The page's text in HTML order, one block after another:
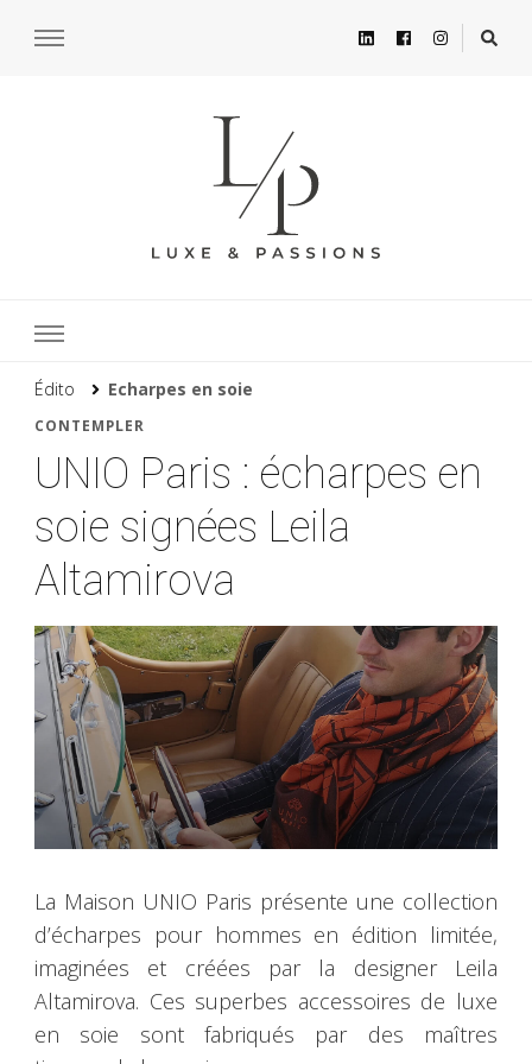
Édito Echarpes en soie
CONTEMPLER
UNIO Paris : écharpes en
soie signées Leila
Altamirova
La Maison UNIO Paris présente une collection
d’écharpes pour hommes en édition limitée,
imaginées et créées par la designer Leila
Altamirova. Ces superbes accessoires de luxe
en soie sont fabriqués par des maîtres